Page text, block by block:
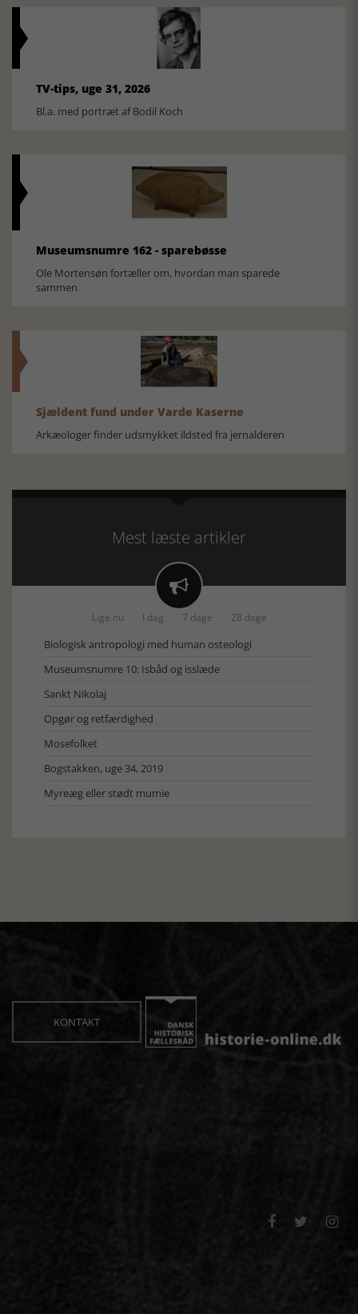
TV-tips, uge 31, 2026
Bl.a. med portræt af Bodil Koch
Museumsnumre 162 - sparebøsse
Ole Mortensøn fortæller om, hvordan man sparede
sammen
Sjældent fund under Varde Kaserne
Arkæologer finder udsmykket ildsted fra jernalderen
Mest læste artikler

Lige nu I dag 7 dage 28 dage
Biologisk antropologi med human osteologi
Museumsnumre 10: Isbåd og isslæde
Sankt Nikolaj
Opgør og retfærdighed
Mosefolket
Bogstakken, uge 34, 2019
Myreæg eller stødt mumie
KONTAKT
  